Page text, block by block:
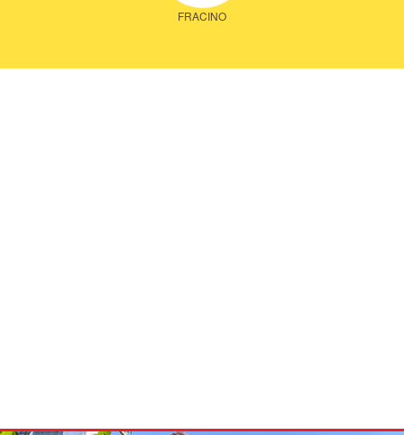
FRACINO